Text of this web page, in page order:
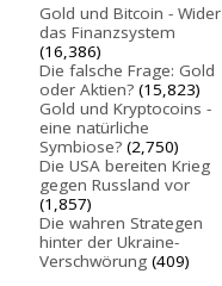
Gold und Bitcoin - Wider
das Finanzsystem
(16,386)
Die falsche Frage: Gold
oder Aktien? (15,823)
Gold und Kryptocoins -
eine natürliche
Symbiose? (2,750)
Die USA bereiten Krieg
gegen Russland vor
(1,857)
Die wahren Strategen
hinter der Ukraine-
Verschwörung (409)